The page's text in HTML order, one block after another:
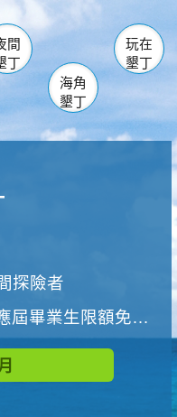
南仁湖
佳樂水
遊樂區
遊客中心
社頂公園 風吹沙
石 龍磐公園
香蕉灣
砂島
鵝鑾鼻
間
丁
海角
墾丁
玩在
墾丁
探險者
業生限額免費參加